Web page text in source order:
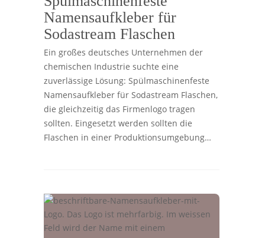
Namensaufkleber für
Sodastream Flaschen
Ein großes deutsches Unternehmen der
chemischen Industrie suchte eine
zuverlässige Lösung: Spülmaschinenfeste
Namensaufkleber für Sodastream Flaschen,
die gleichzeitig das Firmenlogo tragen
sollten. Eingesetzt werden sollten die
Flaschen in einer Produktionsumgebung…